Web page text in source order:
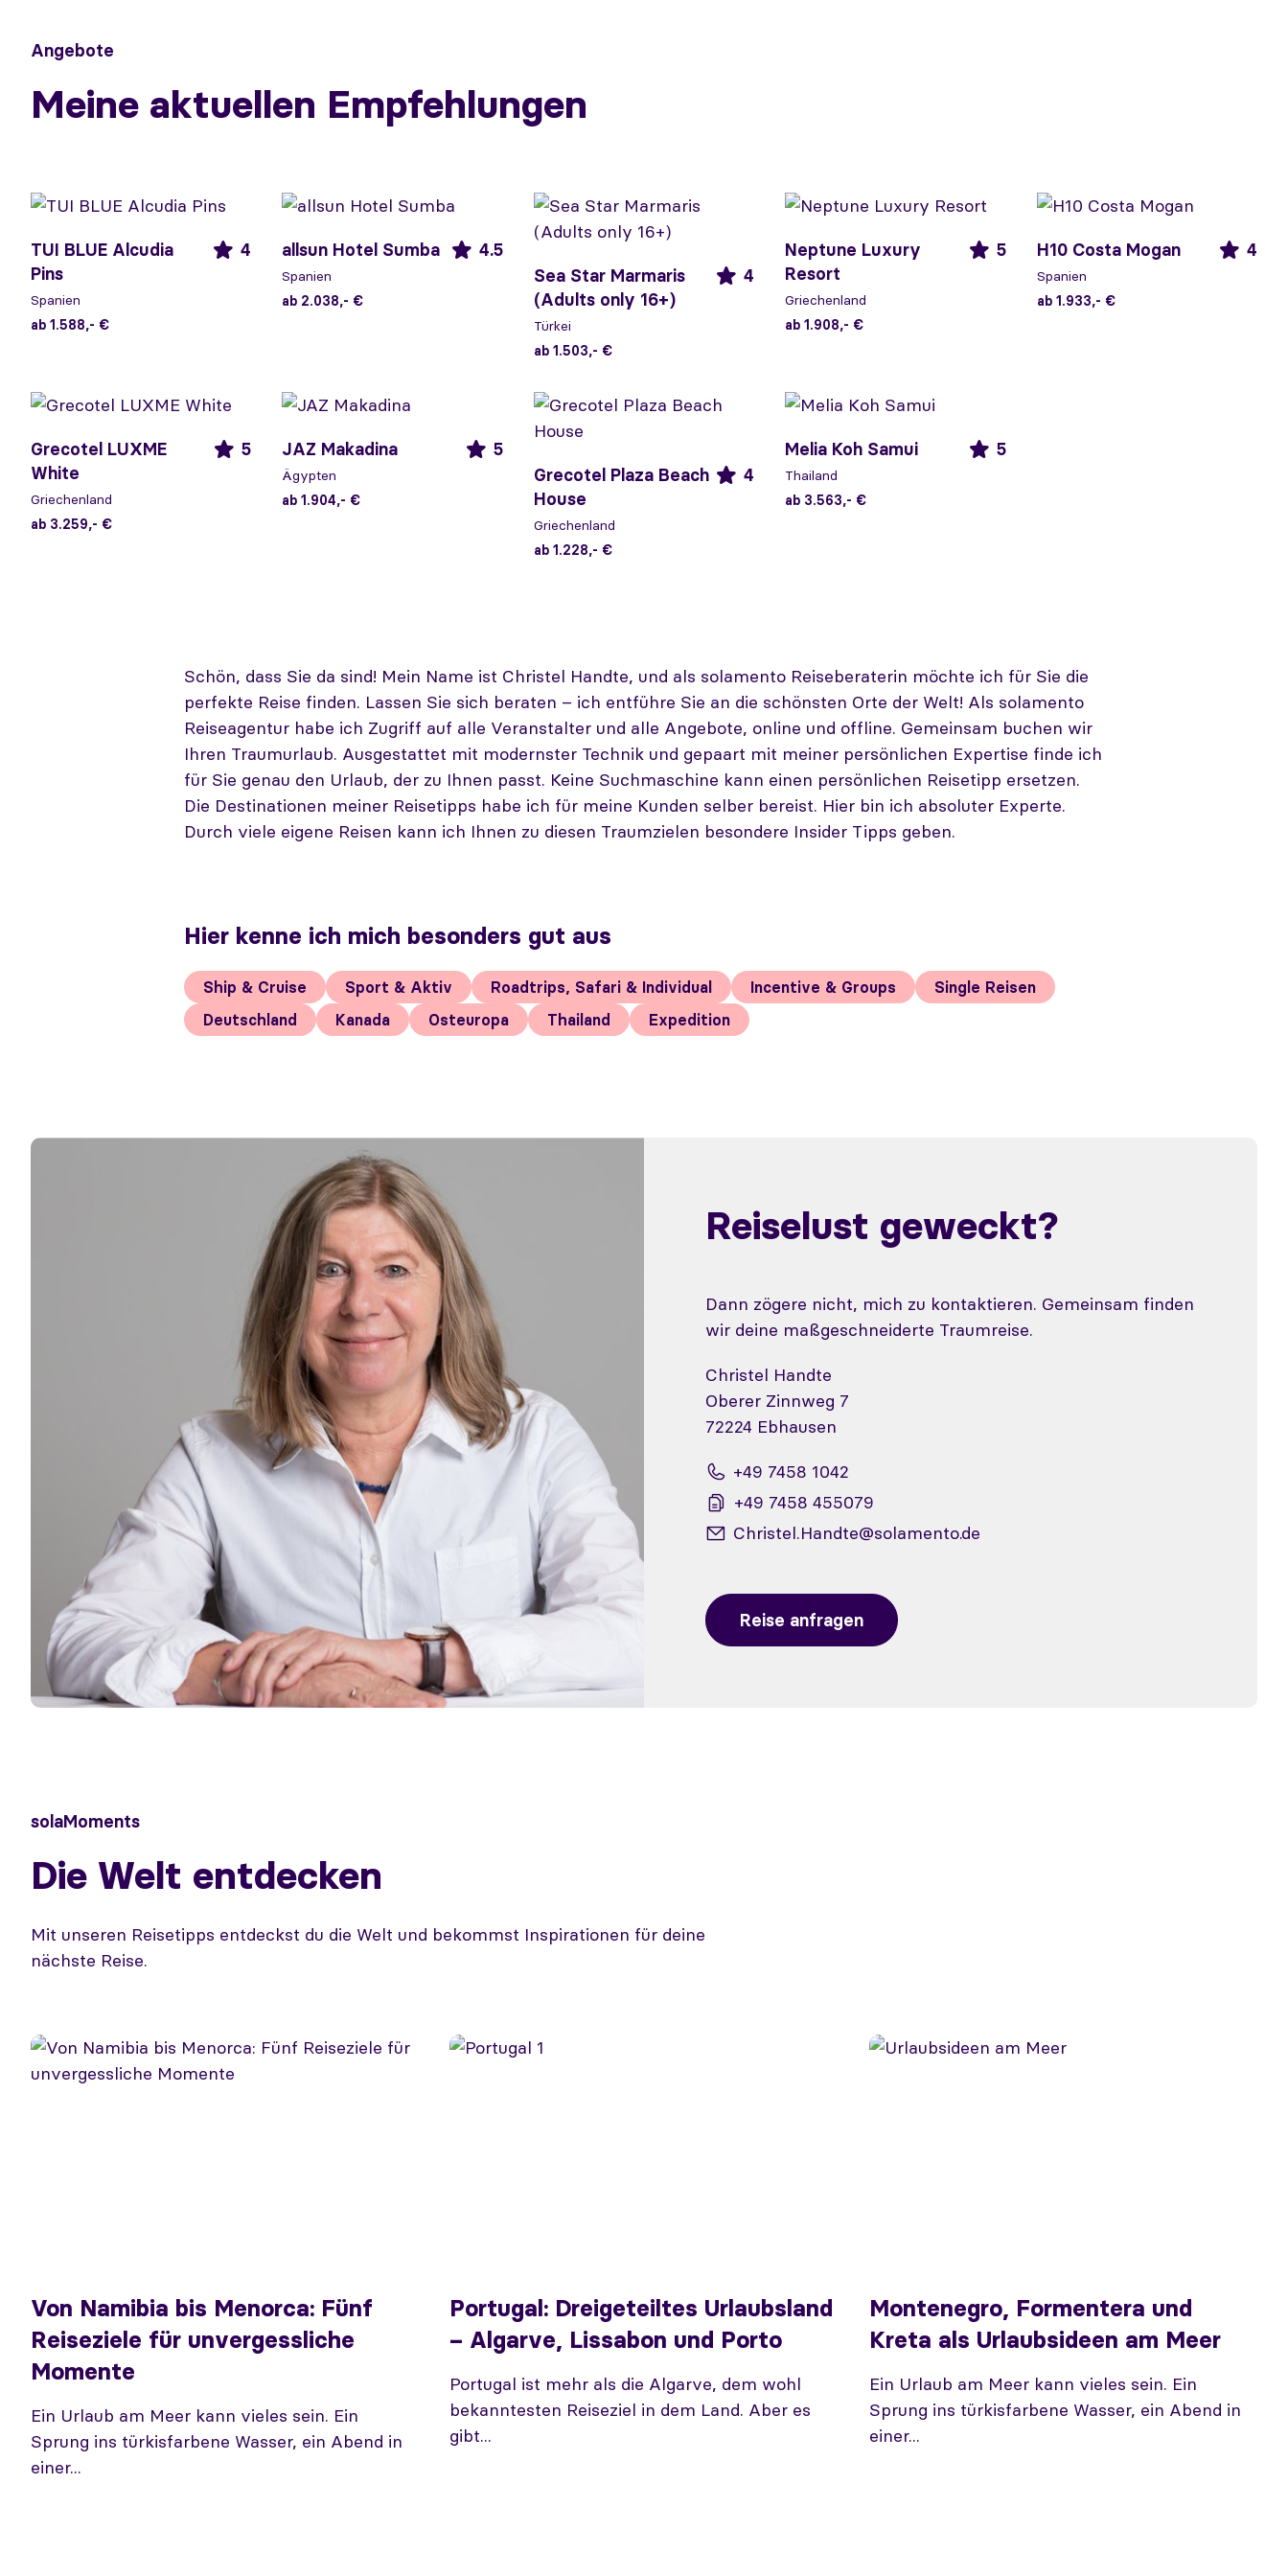
Angebote
Meine aktuellen Empfehlungen
TUI BLUE Alcudia
Pins
4
Spanien
ab 1.588,- €
allsun Hotel Sumba 4.5
Spanien
ab 2.038,- €
Sea Star Marmaris
(Adults only 16+)
4
Türkei
ab 1.503,- €
Neptune Luxury
Resort
5
Griechenland
ab 1.908,- €
H10 Costa Mogan 4
Spanien
ab 1.933,- €
Grecotel LUXME
White
5
Griechenland
ab 3.259,- €
JAZ Makadina 5
Ägypten
ab 1.904,- €
Grecotel Plaza Beach
House
4
Griechenland
ab 1.228,- €
Melia Koh Samui 5
Thailand
ab 3.563,- €
Schön, dass Sie da sind! Mein Name ist Christel Handte, und als solamento Reiseberaterin möchte ich für Sie die
perfekte Reise finden. Lassen Sie sich beraten – ich entführe Sie an die schönsten Orte der Welt! Als solamento
Reiseagentur habe ich Zugriff auf alle Veranstalter und alle Angebote, online und offline. Gemeinsam buchen wir
Ihren Traumurlaub. Ausgestattet mit modernster Technik und gepaart mit meiner persönlichen Expertise finde ich
für Sie genau den Urlaub, der zu Ihnen passt. Keine Suchmaschine kann einen persönlichen Reisetipp ersetzen.
Die Destinationen meiner Reisetipps habe ich für meine Kunden selber bereist. Hier bin ich absoluter Experte.
Durch viele eigene Reisen kann ich Ihnen zu diesen Traumzielen besondere Insider Tipps geben.
Hier kenne ich mich besonders gut aus
Ship & Cruise Sport & Aktiv Roadtrips, Safari & Individual Incentive & Groups
Single Reisen
Deutschland
Kanada Osteuropa Thailand Expedition
Reiselust geweckt?
Dann zögere nicht, mich zu kontaktieren. Gemeinsam finden
wir deine maßgeschneiderte Traumreise.
Christel Handte
Oberer Zinnweg 7
72224 Ebhausen
+49 7458 1042
+49 7458 455079
Christel.Handte@solamento.de
Reise anfragen
solaMoments
Die Welt entdecken
Mit unseren Reisetipps entdeckst du die Welt und bekommst Inspirationen für deine
nächste Reise.
Von Namibia bis Menorca: Fünf
Reiseziele für unvergessliche
Momente
Ein Urlaub am Meer kann vieles sein. Ein
Sprung ins türkisfarbene Wasser, ein Abend in
einer...
Portugal: Dreigeteiltes Urlaubsland
– Algarve, Lissabon und Porto
Portugal ist mehr als die Algarve, dem wohl
bekanntesten Reiseziel in dem Land. Aber es
gibt...
Montenegro, Formentera und
Kreta als Urlaubsideen am Meer
Ein Urlaub am Meer kann vieles sein. Ein
Sprung ins türkisfarbene Wasser, ein Abend in
einer...